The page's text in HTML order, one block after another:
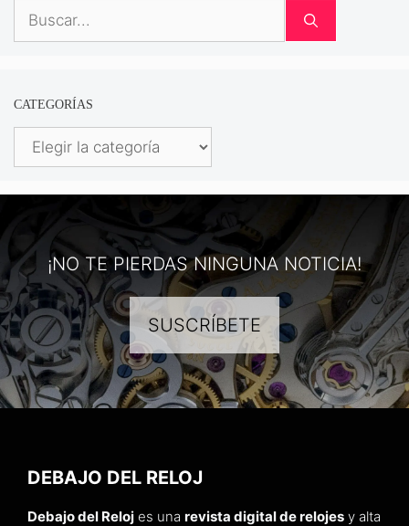
Buscar:
CATEGORÍAS
Categorías
¡NO TE PIERDAS NINGUNA NOTICIA!
SUSCRÍBETE
DEBAJO DEL RELOJ
Debajo del Reloj es una revista digital de relojes y alta